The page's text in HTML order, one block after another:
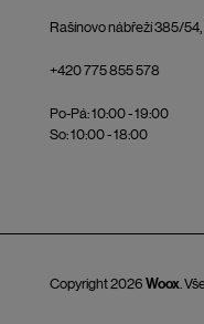
Rašínovo nábřeží 385/54,
+420 775 855 578
Po-Pá: 10:00 - 19:00
So: 10:00 - 18:00
Copyright 2026 Woox.